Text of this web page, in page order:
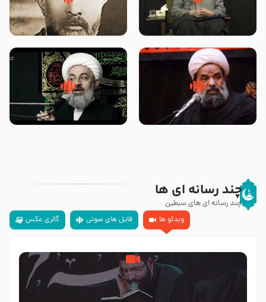
لقب حضرت رقیه سلام الله علیها به
چه معناست – حجت الاسلام علوی
روضه‌ی مجلس یزید ملعون و
اسارت اهل‌بیت علیهم‌السلام –
محدث زاده
سلام جوانی که امام حسین علیه
السلام خودش جوابش را دادند
زیارتی که اسباب رزق زیاد و عمر
طولانی است حجت السلام حسین
چند رسانه ای ها
چند رسانه ای های سبطین
ویدئو ها
فایل های صوتی گالری عکس